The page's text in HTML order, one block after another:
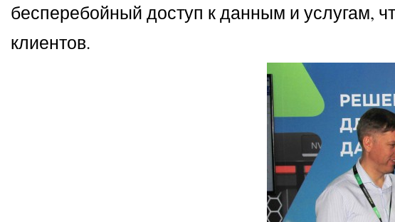
бесперебойный доступ к данным и услугам,
клиентов.